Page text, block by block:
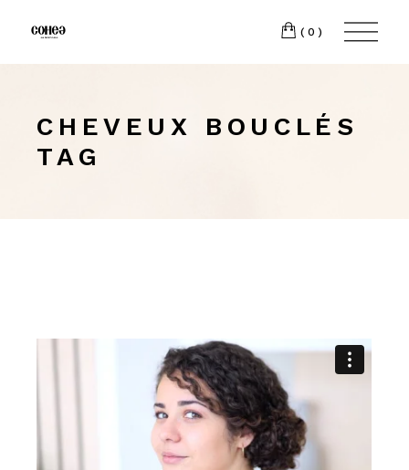
(0)
CHEVEUX BOUCLÉS
TAG